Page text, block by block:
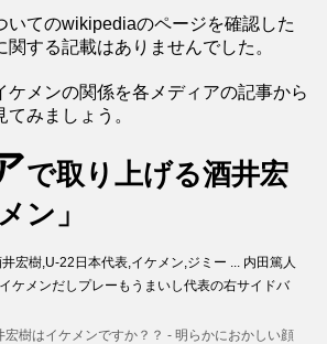
いてのwikipediaのページを確認した
関する記載はありませんでした。
ケメンの関係を各メディアの記事から
みましょう。
で取り上げる酒井宏
ン」
宏樹,U-22日本代表,イケメン,ジミー ... 内田篤人
ケメンだしプレーもうまいし代表の右サイドバ
宏樹はイケメンですか？？ - 明らかにおかしい顔